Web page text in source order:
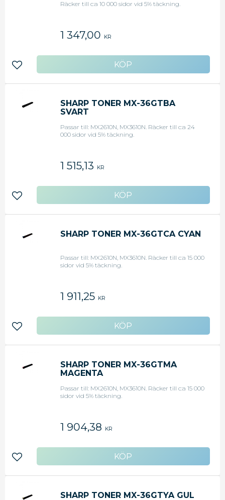
Räcker till c:a 10 000 sidor vid 5% täckning.
1 347,00 KR
Lägg till i favoriter
SHARP TONER MX-36GTBA
SVART
Passar till: MX2610N, MX3610N. Räcker till c:a 24
000 sidor vid 5% täckning.
1 515,13 KR
Lägg till i favoriter
SHARP TONER MX-36GTCA CYAN
Passar till: MX2610N, MX3610N. Räcker till c:a 15 000
sidor vid 5% täckning.
1 911,25 KR
Lägg till i favoriter
SHARP TONER MX-36GTMA
MAGENTA
Passar till: MX2610N, MX3610N. Räcker till c:a 15 000
sidor vid 5% täckning.
1 904,38 KR
Lägg till i favoriter
SHARP TONER MX-36GTYA GUL